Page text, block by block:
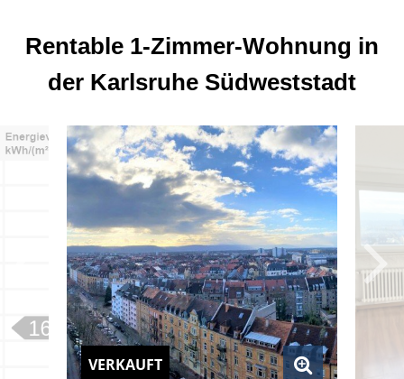
Rentable 1-Zimmer-Wohnung in
der Karlsruhe Südweststadt
VERKAUFT